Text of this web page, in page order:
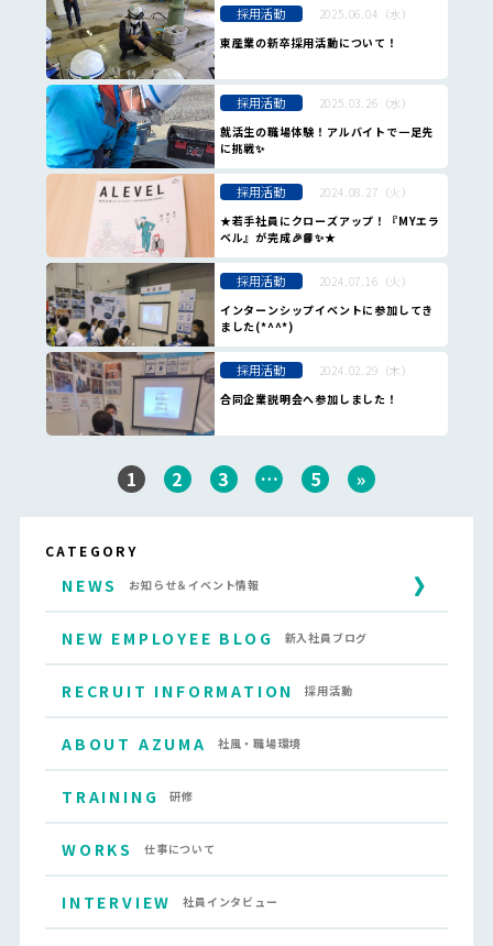
採用活動
2025.06.04（水）
東産業の新卒採用活動について！
採用活動
2025.03.26（水）
就活生の職場体験！アルバイトで一足先
に挑戦✨
採用活動
2024.08.27（火）
★若手社員にクローズアップ！『MYエラ
ベル』が完成🎉📘✨★
採用活動
2024.07.16（火）
インターンシップイベントに参加してき
ました(*^^*)
採用活動
2024.02.29（木）
合同企業説明会へ参加しました！
1 2 3 … 5 »
CATEGORY
NEWS お知らせ＆イベント情報
NEW EMPLOYEE BLOG 新入社員ブログ
RECRUIT INFORMATION 採用活動
ABOUT AZUMA 社風・職場環境
TRAINING 研修
WORKS 仕事について
INTERVIEW 社員インタビュー